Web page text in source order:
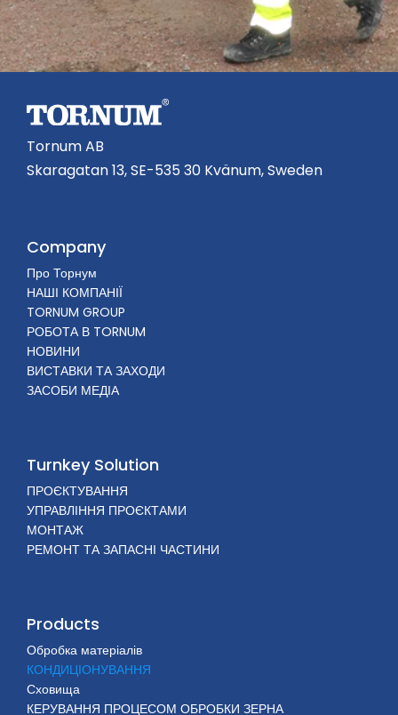
Tornum AB
Skaragatan 13, SE-535 30 Kvänum, Sweden
Company
Про Торнум
НАШІ КОМПАНІЇ
TORNUM GROUP
РОБОТА В TORNUM
НОВИНИ
ВИСТАВКИ ТА ЗАХОДИ
ЗАСОБИ МЕДІА
Turnkey Solution
ПРОЄКТУВАННЯ
УПРАВЛІННЯ ПРОЄКТАМИ
МОНТАЖ
РЕМОНТ ТА ЗАПАСНІ ЧАСТИНИ
Products
Обробка матеріалів
КОНДИЦІОНУВАННЯ
Сховища
КЕРУВАННЯ ПРОЦЕСОМ ОБРОБКИ ЗЕРНА